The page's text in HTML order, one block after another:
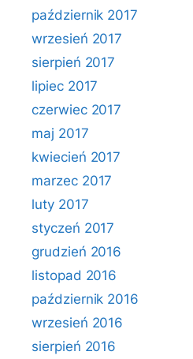
październik 2017
wrzesień 2017
sierpień 2017
lipiec 2017
czerwiec 2017
maj 2017
kwiecień 2017
marzec 2017
luty 2017
styczeń 2017
grudzień 2016
listopad 2016
październik 2016
wrzesień 2016
sierpień 2016